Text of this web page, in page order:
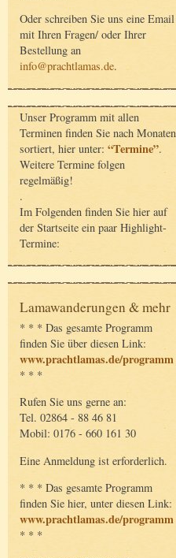
Oder schreiben Sie uns eine Email
mit Ihren Fragen/ oder Ihrer
Bestellung an
info@prachtlamas.de.
Unser Programm mit allen
Terminen finden Sie nach Monaten
sortiert, hier unter: “Termine”.
Weitere Termine folgen
regelmäßig!
.
Im Folgenden finden Sie hier auf
der Startseite ein paar Highlight-
Termine:
Lamawanderungen & mehr
* * * Das gesamte Programm
finden Sie über diesen Link:
www.prachtlamas.de/programm
* * *
Rufen Sie uns gerne an:
Tel. 02864 - 88 46 81
Mobil: 0176 - 660 161 30
Eine Anmeldung ist erforderlich.
* * * Das gesamte Programm
finden Sie hier, unter diesen Link:
www.prachtlamas.de/programm
* * *